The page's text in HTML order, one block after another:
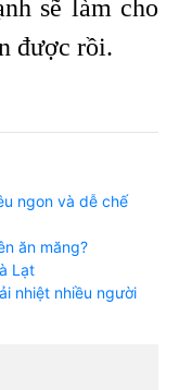
sẽ làm cho
được rồi.
ngon và dễ chế
ăn măng?
Lạt
nhiệt nhiều người